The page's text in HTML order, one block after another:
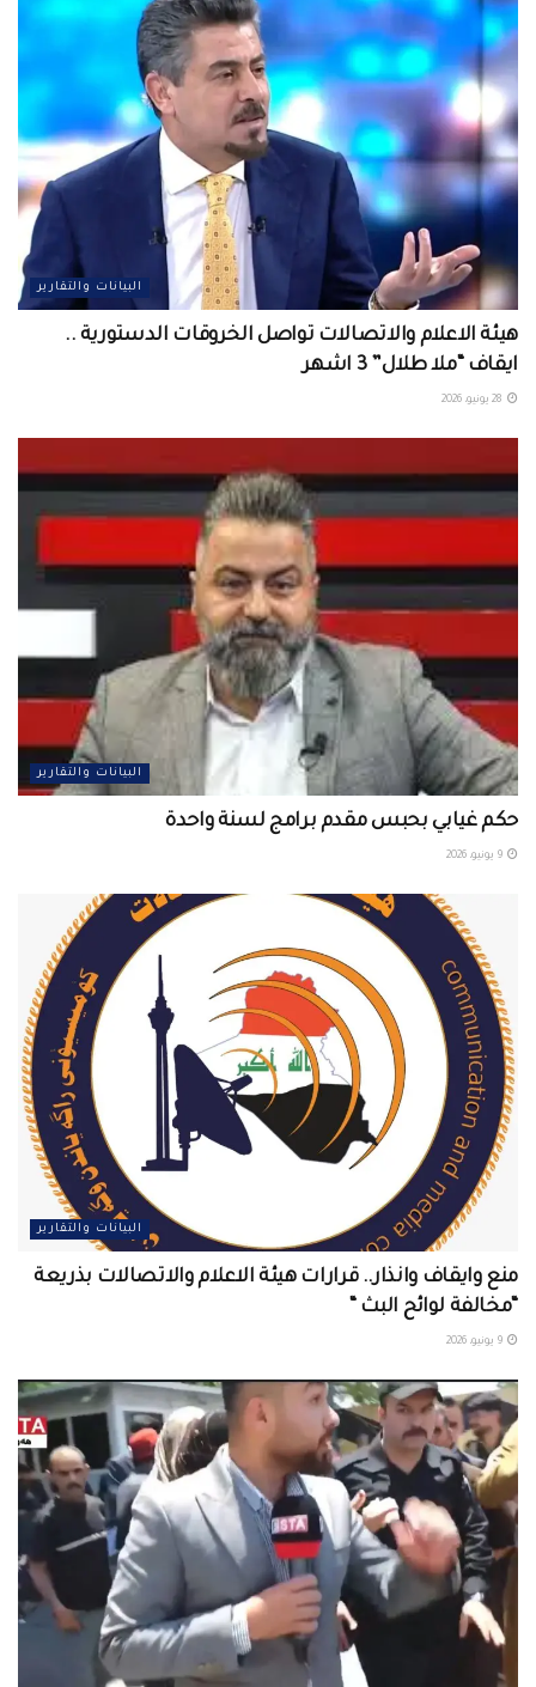
البيانات والتقارير
هيئة الاعلام والاتصالات تواصل الخروقات الدستورية ..
ايقاف “ملا طلال” 3 اشهر
البيانات والتقارير
حكم غيابي بحبس مقدم برامج لسنة واحدة
البيانات والتقارير
منع وايقاف وانذار.. قرارات هيئة الاعلام والاتصالات بذريعة
“مخالفة لوائح البث “